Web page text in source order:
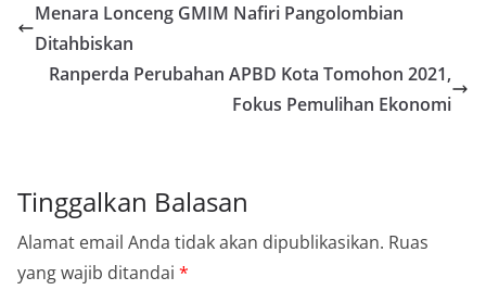
Menara Lonceng GMIM Nafiri Pangolombian
Ditahbiskan
Ranperda Perubahan APBD Kota Tomohon 2021,
Fokus Pemulihan Ekonomi
Tinggalkan Balasan
Alamat email Anda tidak akan dipublikasikan. Ruas
yang wajib ditandai *